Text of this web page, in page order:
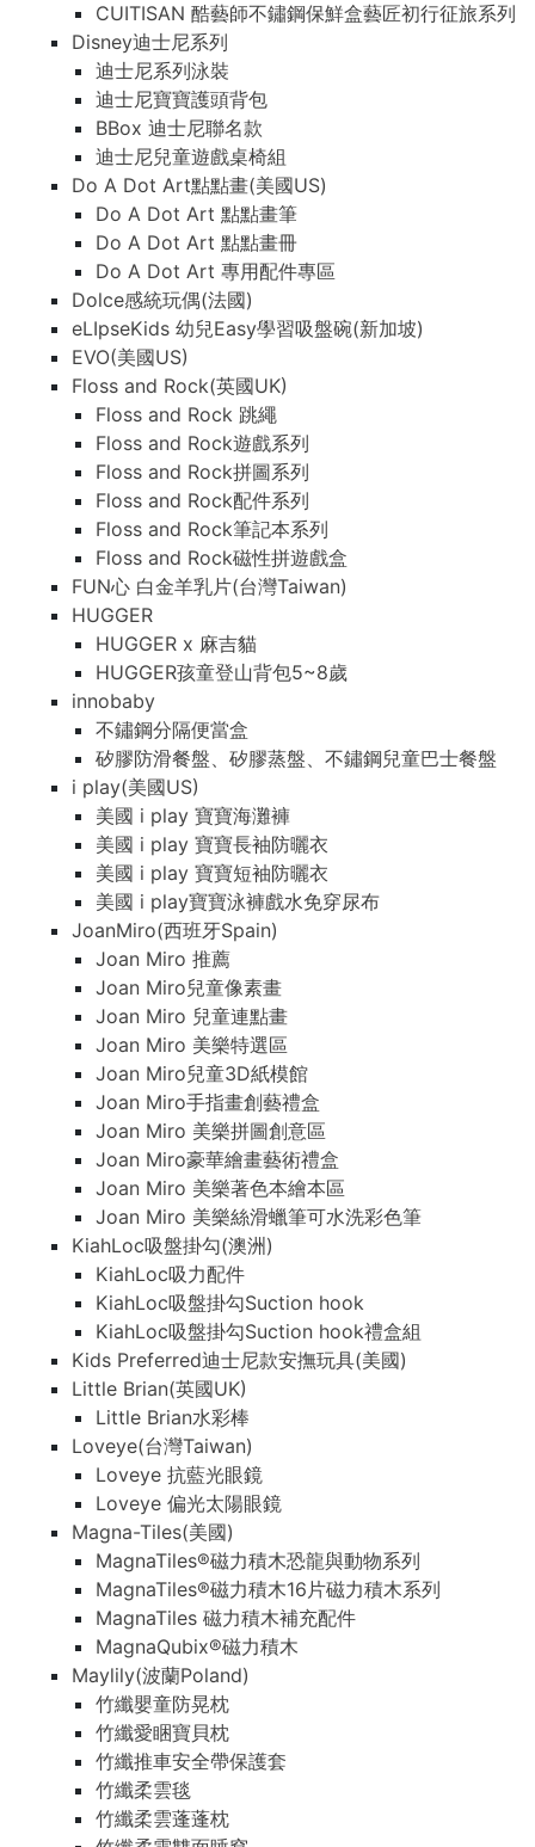
CUITISAN 酷藝師不鏽鋼保鮮盒藝匠初行征旅系列
Disney迪士尼系列
迪士尼系列泳裝
迪士尼寶寶護頭背包
BBox 迪士尼聯名款
迪士尼兒童遊戲桌椅組
Do A Dot Art點點畫(美國US)
Do A Dot Art 點點畫筆
Do A Dot Art 點點畫冊
Do A Dot Art 專用配件專區
Dolce感統玩偶(法國)
eLIpseKids 幼兒Easy學習吸盤碗(新加坡)
EVO(美國US)
Floss and Rock(英國UK)
Floss and Rock 跳繩
Floss and Rock遊戲系列
Floss and Rock拼圖系列
Floss and Rock配件系列
Floss and Rock筆記本系列
Floss and Rock磁性拼遊戲盒
FUN心 白金羊乳片(台灣Taiwan)
HUGGER
HUGGER x 麻吉貓
HUGGER孩童登山背包5~8歲
innobaby
不鏽鋼分隔便當盒
矽膠防滑餐盤、矽膠蒸盤、不鏽鋼兒童巴士餐盤
i play(美國US)
美國 i play 寶寶海灘褲
美國 i play 寶寶長袖防曬衣
美國 i play 寶寶短袖防曬衣
美國 i play寶寶泳褲戲水免穿尿布
JoanMiro(西班牙Spain)
Joan Miro 推薦
Joan Miro兒童像素畫
Joan Miro 兒童連點畫
Joan Miro 美樂特選區
Joan Miro兒童3D紙模館
Joan Miro手指畫創藝禮盒
Joan Miro 美樂拼圖創意區
Joan Miro豪華繪畫藝術禮盒
Joan Miro 美樂著色本繪本區
Joan Miro 美樂絲滑蠟筆可水洗彩色筆
KiahLoc吸盤掛勾(澳洲)
KiahLoc吸力配件
KiahLoc吸盤掛勾Suction hook
KiahLoc吸盤掛勾Suction hook禮盒組
Kids Preferred迪士尼款安撫玩具(美國)
Little Brian(英國UK)
Little Brian水彩棒
Loveye(台灣Taiwan)
Loveye 抗藍光眼鏡
Loveye 偏光太陽眼鏡
Magna-Tiles(美國)
MagnaTiles®磁力積木恐龍與動物系列
MagnaTiles®磁力積木16片磁力積木系列
MagnaTiles 磁力積木補充配件
MagnaQubix®磁力積木
Maylily(波蘭Poland)
竹纖嬰童防晃枕
竹纖愛睏寶貝枕
竹纖推車安全帶保護套
竹纖柔雲毯
竹纖柔雲蓬蓬枕